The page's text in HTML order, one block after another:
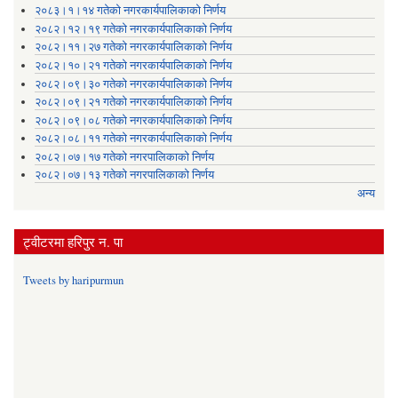
२०८३।१।१४ गतेको नगरकार्यपालिकाको निर्णय
२०८२।१२।१९ गतेको नगरकार्यपालिकाको निर्णय
२०८२।११।२७ गतेको नगरकार्यपालिकाको निर्णय
२०८२।१०।२१ गतेको नगरकार्यपालिकाको निर्णय
२०८२।०९।३० गतेको नगरकार्यपालिकाको निर्णय
२०८२।०९।२१ गतेको नगरकार्यपालिकाको निर्णय
२०८२।०९।०८ गतेको नगरकार्यपालिकाको निर्णय
२०८२।०८।११ गतेको नगरकार्यपालिकाको निर्णय
२०८२।०७।१७ गतेको नगरपालिकाको निर्णय
२०८२।०७।१३ गतेको नगरपालिकाको निर्णय
अन्य
ट्वीटरमा हरिपुर न. पा
Tweets by haripurmun